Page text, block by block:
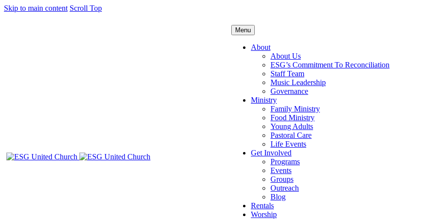
Skip to main content Scroll Top
Menu
About
About Us
ESG’s Commitment To Reconciliation
Staff Team
Music Leadership
Governance
Ministry
Family Ministry
Food Ministry
Young Adults
Pastoral Care
Life Events
Get Involved
Programs
Events
Groups
Outreach
Blog
Rentals
Worship